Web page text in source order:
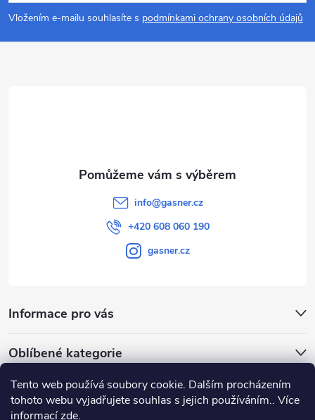
Tento web používá soubory cookie. Dalším procházením
tohoto webu vyjadřujete souhlas s jejich používáním.. Více
informacízde.
p
a
Vložením e-mailu souhlasíte s podmínkami ochrany osobních údajů
info@gasner.cz
+420 608 060 190
gasner.cz
Informace pro vás
Oblíbené kategorie
Přijímáme online platby